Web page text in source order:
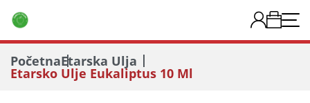
PočetnaEtarska Ulja
Etarsko Ulje Eukaliptus 10 Ml